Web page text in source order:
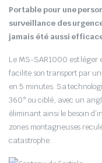
Portable pour une
surveillance des
jamais été aussi
Le MS-SAR1000 est léger
facilite son transport par
en 5 minutes. Sa
360° ou ciblé, avec un
éliminant ainsi le besoin
zones montagneuses
catastrophe.